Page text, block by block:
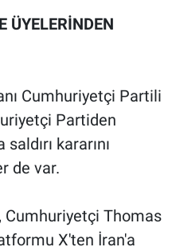
ÜYELERİNDEN
Cumhuriyetçi Partili
Partiden
kararını
de var.
Thomas
X'ten İran'a